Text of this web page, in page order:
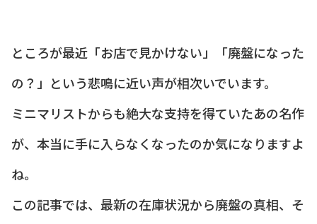
ところが最近「お店で見かけない」「廃盤になった
の？」という悲鳴に近い声が相次いでいます。
ミニマリストからも絶大な支持を得ていたあの名作
が、本当に手に入らなくなったのか気になりますよ
ね。
この記事では、最新の在庫状況から廃盤の真相、そ